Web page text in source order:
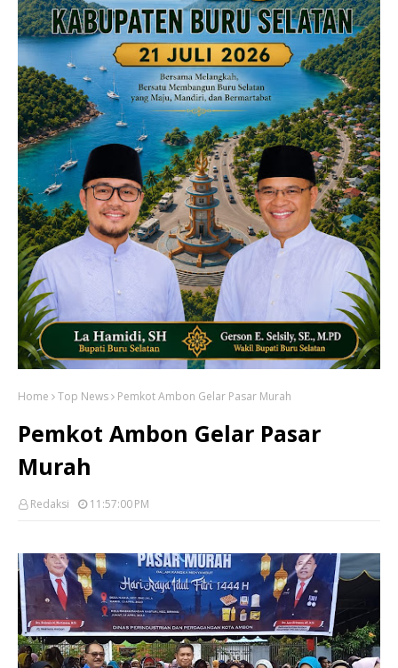
Home Top News Pemkot Ambon Gelar Pasar Murah
Pemkot Ambon Gelar Pasar
Murah
Redaksi 11:57:00 PM